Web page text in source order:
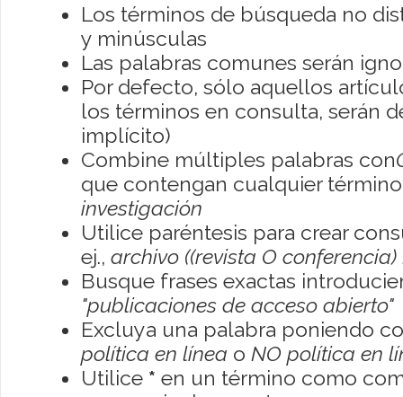
Los términos de búsqueda no
y minúsculas
Las palabras comunes serán
Por defecto, sólo aquellos
los términos en consulta, serán
implícito)
Combine múltiples palabras con
que contengan cualquier
investigación
Utilice paréntesis para crear
ej., archivo ((revista O conferencia)
Busque frases exactas
"publicaciones de acceso abierto"
Excluya una palabra poniendo
política en línea o NO política en
Utilice * en un término como